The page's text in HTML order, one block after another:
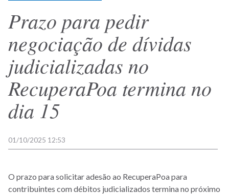
Prazo para pedir
negociação de dívidas
judicializadas no
RecuperaPoa termina no
dia 15
01/10/2025 12:53
O prazo para solicitar adesão ao RecuperaPoa para
contribuintes com débitos judicializados termina no próximo